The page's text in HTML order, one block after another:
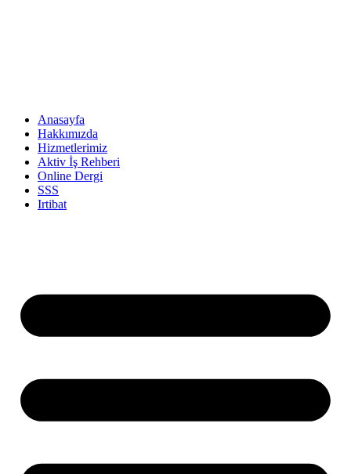
Anasayfa
Hakkımızda
Hizmetlerimiz
Aktiv İş Rehberi
Online Dergi
SSS
Irtibat